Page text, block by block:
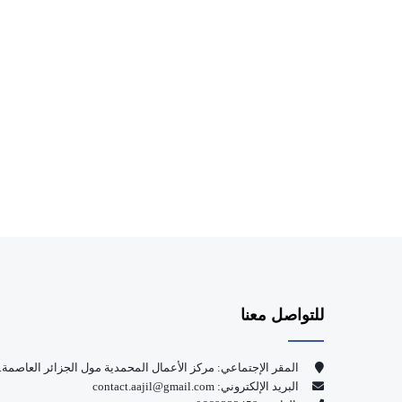
للتواصل معنا
المقر الإجتماعي: مركز الأعمال المحمدية مول الجزائر العاصمة.
البريد الإلكتروني: contact.aajil@gmail.com